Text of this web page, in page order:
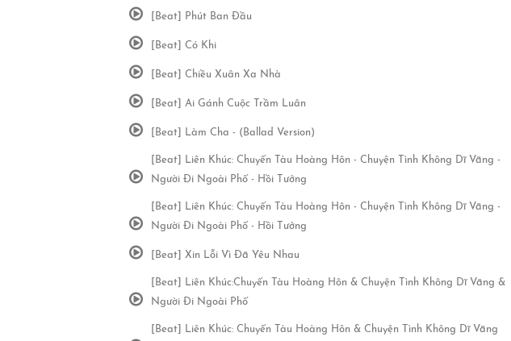
[Beat] Phút Ban Đầu
[Beat] Có Khi
[Beat] Chiều Xuân Xa Nhà
[Beat] Ai Gánh Cuộc Trầm Luân
[Beat] Làm Cha - (Ballad Version)
[Beat] Liên Khúc: Chuyến Tàu Hoàng Hôn - Chuyện Tình Không Dĩ Vãng -
Người Đi Ngoài Phố - Hồi Tưởng
[Beat] Liên Khúc: Chuyến Tàu Hoàng Hôn - Chuyện Tình Không Dĩ Vãng -
Người Đi Ngoài Phố - Hồi Tưởng
[Beat] Xin Lỗi Vì Đã Yêu Nhau
[Beat] Liên Khúc:Chuyến Tàu Hoàng Hôn & Chuyện Tình Không Dĩ Vãng &
Người Đi Ngoài Phố
[Beat] Liên Khúc: Chuyến Tàu Hoàng Hôn & Chuyện Tình Không Dĩ Vãng